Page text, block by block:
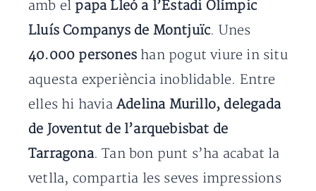
amb el papa Lleó a l’Estadi Olímpic
Lluís Companys de Montjuïc. Unes
40.000 persones han pogut viure in situ
aquesta experiència inoblidable. Entre
elles hi havia Adelina Murillo, delegada
de Joventut de l’arquebisbat de
Tarragona. Tan bon punt s’ha acabat la
vetlla, compartia les seves impressions